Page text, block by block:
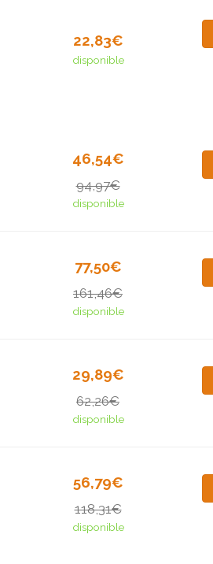
22,83€
disponible
46,54€
94,97€
disponible
77,50€
161,46€
disponible
29,89€
62,26€
disponible
56,79€
118,31€
disponible